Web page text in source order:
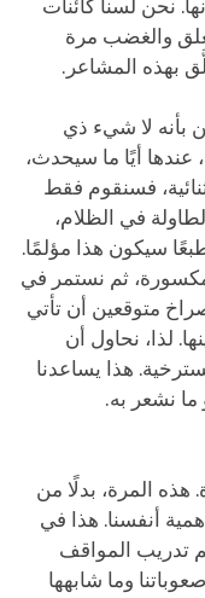
نحن لسنا كائنات
والغضب مرة
بهذه المشاعر.
بأنه لا شيء ذي
عندها أيًا ما سيحدث،
فسنقوم فقط
في الظلام،
سيكون هذا مؤلمًا.
مكسورة، ثم نستمر في
متوقعين أن تأتي
لذا، نحاول أن
هذا يساعدنا
ما نشعر به.
هذه المرة، بدلًا من
أنفسنا. هذا في
تدريب المواقف
وما شابهها